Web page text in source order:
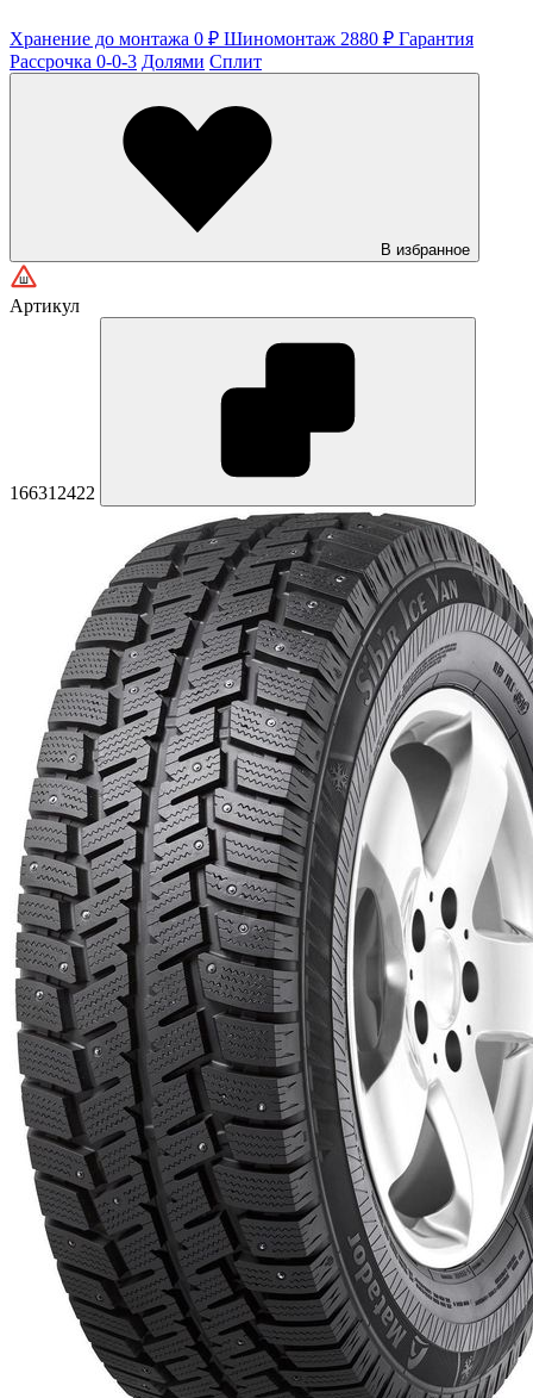
Хранение до монтажа 0 ₽ Шиномонтаж 2880 ₽ Гарантия
Рассрочка 0-0-3 Долями Сплит
В избранное
Артикул
166312422